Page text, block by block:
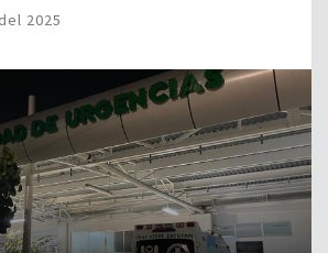
2025